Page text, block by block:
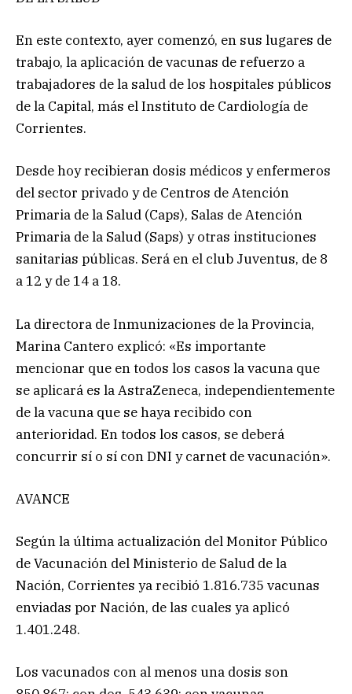
En este contexto, ayer comenzó, en sus lugares de
trabajo, la aplicación de vacunas de refuerzo a
trabajadores de la salud de los hospitales públicos
de la Capital, más el Instituto de Cardiología de
Corrientes.
Desde hoy recibieran dosis médicos y enfermeros
del sector privado y de Centros de Atención
Primaria de la Salud (Caps), Salas de Atención
Primaria de la Salud (Saps) y otras instituciones
sanitarias públicas. Será en el club Juventus, de 8
a 12 y de 14 a 18.
La directora de Inmunizaciones de la Provincia,
Marina Cantero explicó: «Es importante
mencionar que en todos los casos la vacuna que
se aplicará es la AstraZeneca, independientemente
de la vacuna que se haya recibido con
anterioridad. En todos los casos, se deberá
concurrir sí o sí con DNI y carnet de vacunación».
AVANCE
Según la última actualización del Monitor Público
de Vacunación del Ministerio de Salud de la
Nación, Corrientes ya recibió 1.816.735 vacunas
enviadas por Nación, de las cuales ya aplicó
1.401.248.
Los vacunados con al menos una dosis son